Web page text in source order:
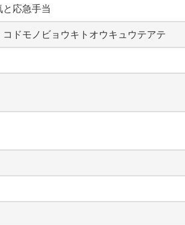
応急手当
ドモノビョウキトオウキュウテアテ